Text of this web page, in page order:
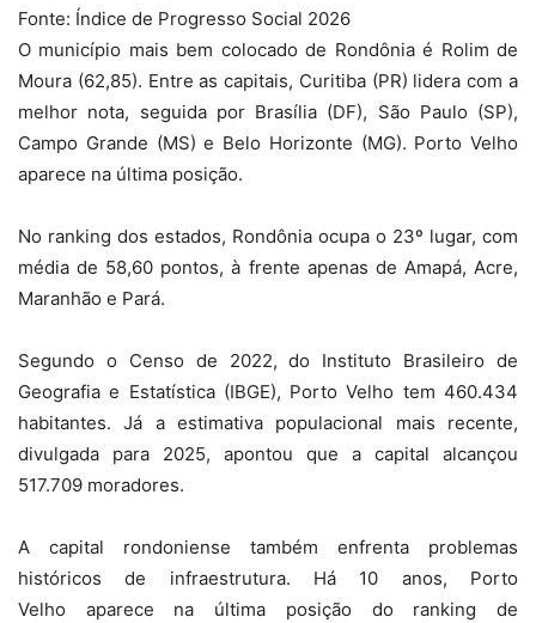
Fonte: Índice de Progresso Social 2026
O município mais bem colocado de Rondônia é Rolim de
Moura (62,85). Entre as capitais, Curitiba (PR) lidera com a
melhor nota, seguida por Brasília (DF), São Paulo (SP),
Campo Grande (MS) e Belo Horizonte (MG). Porto Velho
aparece na última posição.
No ranking dos estados, Rondônia ocupa o 23º lugar, com
média de 58,60 pontos, à frente apenas de Amapá, Acre,
Maranhão e Pará.
Segundo o Censo de 2022, do Instituto Brasileiro de
Geografia e Estatística (IBGE), Porto Velho tem 460.434
habitantes. Já a estimativa populacional mais recente,
divulgada para 2025, apontou que a capital alcançou
517.709 moradores.
A capital rondoniense também enfrenta problemas
históricos de infraestrutura. Há 10 anos, Porto
Velho aparece na última posição do ranking de